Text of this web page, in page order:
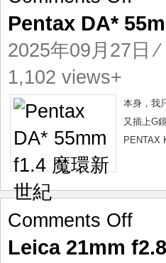
DA*
f1.4
新
世
Pentax DA*
2025年09月27日 ⁄
1,102 views+
本身，我
又插上G
PENTAX
Comments Offon
21mm
Leica 21mm